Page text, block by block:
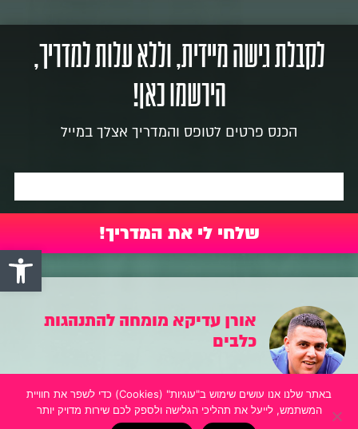
פתח
לקבלת גישה מיידית, וללא עלות למדריך,
הירשמו כאן!
הכנס פרטים לטופס והמדריך אצלך במייל
אורן עדיקא מומחה להתנהגות
כלבים
וידאו הוא הכלי קידום מספר אחת! מהרגע
שהכנסתי וידאו לעסק, הוא זינק בעשרות
אחוזים
באתר שלנו אנו עושים שימוש ב"עוגיות" (Cookies) כדי לשפר את חוויית
המשתמש, לייעל את תהליכי הגלישה ולספק לכם שירות מדויק יותר